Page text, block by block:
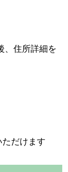
、住所詳細を
だけます